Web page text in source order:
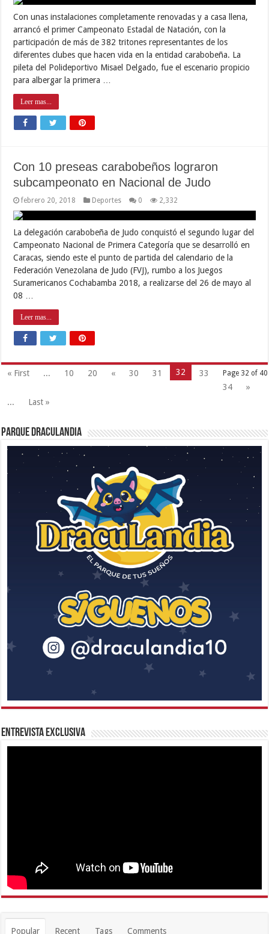
Con unas instalaciones completamente renovadas y a casa llena,
arrancó el primer Campeonato Estadal de Natación, con la
participación de más de 382 tritones representantes de los
diferentes clubes que hacen vida en la entidad carabobeña. La
pileta del Polideportivo Misael Delgado, fue el escenario propicio
para albergar la primera …
Leer mas...
Con 10 preseas carabobeños lograron
subcampeonato en Nacional de Judo
febrero 20, 2018 Deportes 0 2,332
La delegación carabobeña de Judo conquistó el segundo lugar del
Campeonato Nacional de Primera Categoría que se desarrolló en
Caracas, siendo este el punto de partida del calendario de la
Federación Venezolana de Judo (FVJ), rumbo a los Juegos
Suramericanos Cochabamba 2018, a realizarse del 26 de mayo al
08 …
Leer mas...
Page 32 of 40
« First ... 10 20 « 30 31 32
33
34
»
...
Last »
Parque Draculandia
Entrevista Exclusiva
Popular Recent Tags Comments